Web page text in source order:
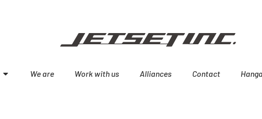
We are Work with us Alliances Contact